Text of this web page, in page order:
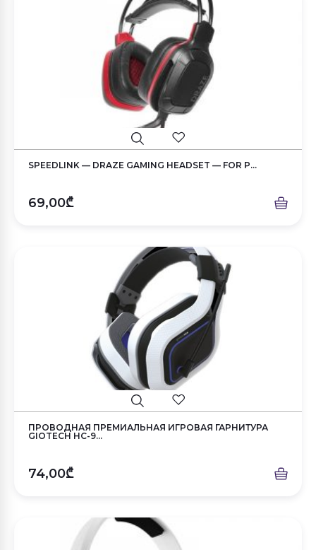
SPEEDLINK — DRAZE GAMING HEADSET — FOR P...
69,00₾
ПРОВОДНАЯ ПРЕМИАЛЬНАЯ ИГРОВАЯ ГАРНИТУРА
GIOTECH HC-9...
74,00₾